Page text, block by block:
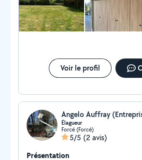
Voir le profil
Élagueur
Forcé (Forcé)
5/5 (2 avis)
Présentation